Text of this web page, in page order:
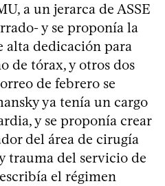
a un jerarca de ASSE
y se proponía la
alta dedicación para
de tórax, y otros dos
de febrero se
ya tenía un cargo
y se proponía crear
del área de cirugía
trauma del servicio de
el régimen